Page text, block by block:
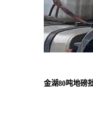
金湖80吨地磅